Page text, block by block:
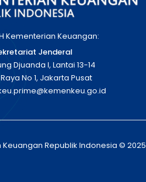
Kementerian Keuangan:
Jenderal
Djuanda I, Lantai 13-14
No 1, Jakarta Pusat
Republik Indonesia © 2025